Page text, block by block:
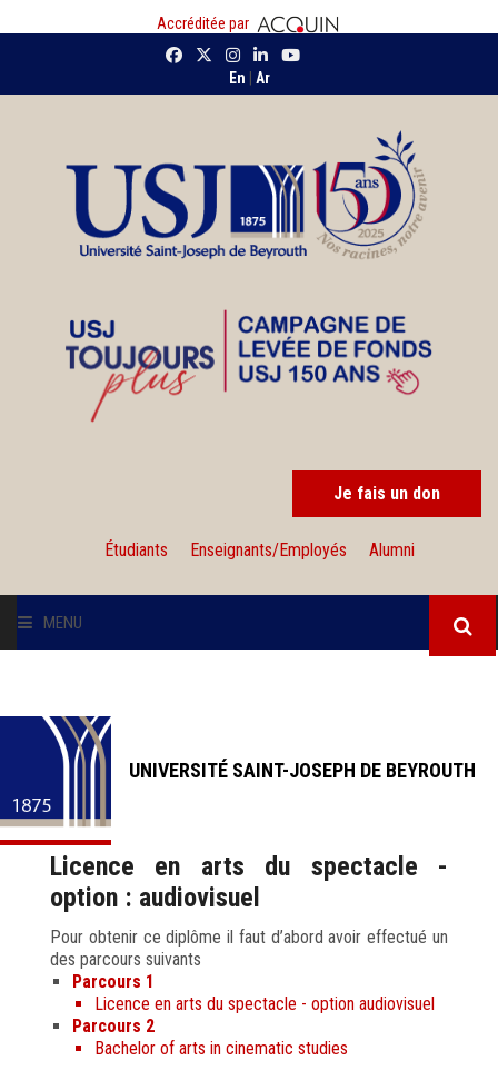
Accréditée par
En Ar
Je fais un don
Étudiants Enseignants/Employés Alumni
MENU
INSTITUTIONS
ADMISSION
RECHERCHE
INTERNATIONAL
SOLIDARITÉ
FORMATION PROFESSIONNELLE
UNIVERSITÉ SAINT-JOSEPH DE BEYROUTH
Licence en arts du spectacle -
option : audiovisuel
Pour obtenir ce diplôme il faut d’abord avoir effectué un
des parcours suivants
Parcours 1
Licence en arts du spectacle - option audiovisuel
Parcours 2
Bachelor of arts in cinematic studies